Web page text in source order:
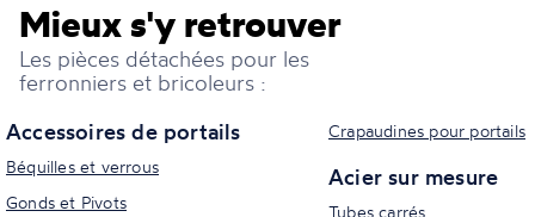
Mieux s'y retrouver
Les pièces détachées pour les
ferronniers et bricoleurs :
Accessoires de portails
Béquilles et verrous
Gonds et Pivots
Crapaudines pour portails
Acier sur mesure
Tubes carrés